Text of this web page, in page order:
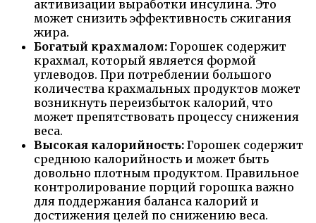
активизации выработки инсулина. Это
может снизить эффективность сжигания
жира.
Богатый крахмалом: Горошек содержит
крахмал, который является формой
углеводов. При потреблении большого
количества крахмальных продуктов может
возникнуть переизбыток калорий, что
может препятствовать процессу снижения
веса.
Высокая калорийность: Горошек содержит
среднюю калорийность и может быть
довольно плотным продуктом. Правильное
контролирование порций горошка важно
для поддержания баланса калорий и
достижения целей по снижению веса.